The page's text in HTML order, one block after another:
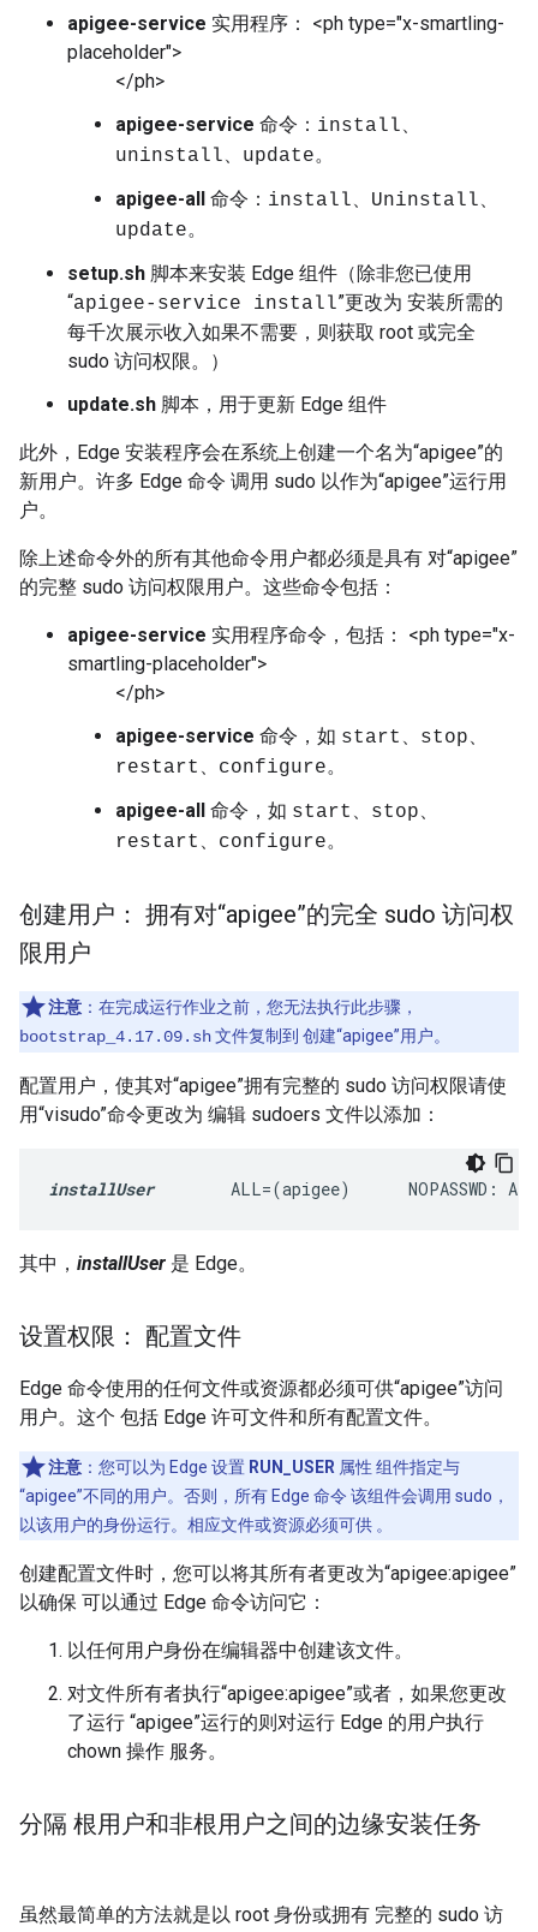
apigee-service 实用程序： <ph type="x-smartling-
placeholder">
</ph>
apigee-service 命令： install、
uninstall、update。
apigee-all 命令： install、Uninstall、
update。
setup.sh 脚本来安装 Edge 组件（除非您已使用
“apigee-service install”更改为 安装所需的
每千次展示收入如果不需要，则获取 root 或完全
sudo 访问权限。）
update.sh 脚本，用于更新 Edge 组件
此外，Edge 安装程序会在系统上创建一个名为“apigee”的
新用户。许多 Edge 命令 调用 sudo 以作为“apigee”运行用
户。
除上述命令外的所有其他命令用户都必须是具有 对“apigee”
的完整 sudo 访问权限用户。这些命令包括：
apigee-service 实用程序命令，包括： <ph type="x-
smartling-placeholder">
</ph>
apigee-service 命令，如 start、stop、
restart、configure。
apigee-all 命令，如 start、stop、
restart、configure。
创建用户： 拥有对“apigee”的完全 sudo 访问权
限用户
注意 ：在完成运行作业之前，您无法执行此步骤，
bootstrap_4.17.09.sh文件复制到 创建“apigee”用户。
配置用户，使其对“apigee”拥有完整的 sudo 访问权限请使
用“visudo”命令更改为 编辑 sudoers 文件以添加：
installUser
        ALL=(apigee)      NOPASSWD: ALL
其中， installUser 是 Edge。
设置权限： 配置文件
Edge 命令使用的任何文件或资源都必须可供“apigee”访问
用户。这个 包括 Edge 许可文件和所有配置文件。
注意 ：您可以为 Edge 设置 RUN_USER 属性 组件指定与
“apigee”不同的用户。否则，所有 Edge 命令 该组件会调用 sudo，
以该用户的身份运行。相应文件或资源必须可供 。
创建配置文件时，您可以将其所有者更改为“apigee:apigee”
以确保 可以通过 Edge 命令访问它：
以任何用户身份在编辑器中创建该文件。
对文件所有者执行“apigee:apigee”或者，如果您更改
了运行 “apigee”运行的则对运行 Edge 的用户执行
chown 操作 服务。
分隔 根用户和非根用户之间的边缘安装任务
虽然最简单的方法就是以 root 身份或拥有 完整的 sudo 访